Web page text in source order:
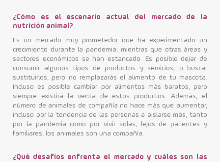
Contacto
¿Cómo es el escenario actual del mercado de la
nutrición animal?
Es un mercado muy prometedor que ha experimentado un
crecimiento durante la pandemia, mientras que otras áreas y
sectores económicos se han estancado. Es posible dejar de
consumir algunos tipos de productos y servicios, o buscar
sustituirlos, pero no remplazarás el alimento de tu mascota.
Incluso es posible cambiar por alimentos más baratos, pero
siempre existirá la venta de estos productos. Además, el
número de animales de compañía no hace más que aumentar,
incluso por la tendencia de las personas a aislarse más, tanto
por la pandemia como por vivir solas, lejos de parientes y
familiares, los animales son una compañía.
¿Qué desafíos enfrenta el mercado y cuáles son las